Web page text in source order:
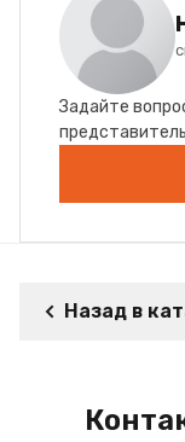
Задайте
Назад в